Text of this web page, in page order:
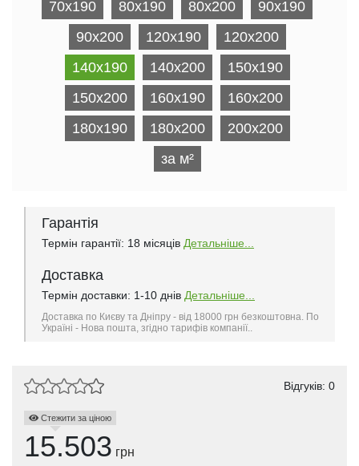
70x190 80x190 80x200
90x190
90x200
120x190
120x200
140x190
140x200
150x190
150x200
160x190
160x200
180x190
180x200
200х200
за м²
Гарантія
Термін гарантії: 18 місяців Детальніше...
Доставка
Термін доставки: 1-10 днів Детальніше...
Доставка по Києву та Дніпру - від 18000 грн безкоштовна. По
Україні - Нова пошта, згідно тарифів компанії..
Відгуків: 0
Стежити за ціною
15.503 грн